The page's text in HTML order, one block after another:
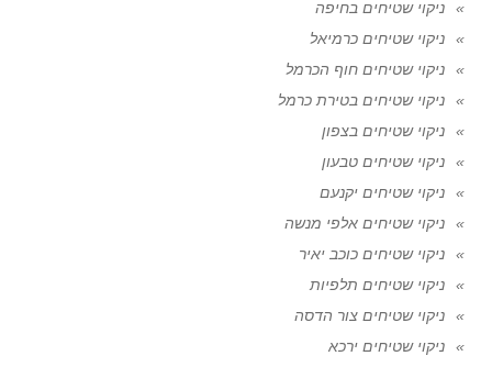
ניקוי שטיחים בחיפה
ניקוי שטיחים כרמיאל
ניקוי שטיחים חוף הכרמל
ניקוי שטיחים בטירת כרמל
ניקוי שטיחים בצפון
ניקוי שטיחים טבעון
ניקוי שטיחים יקנעם
ניקוי שטיחים אלפי מנשה
ניקוי שטיחים כוכב יאיר
ניקוי שטיחים תלפיות
ניקוי שטיחים צור הדסה
ניקוי שטיחים ירכא